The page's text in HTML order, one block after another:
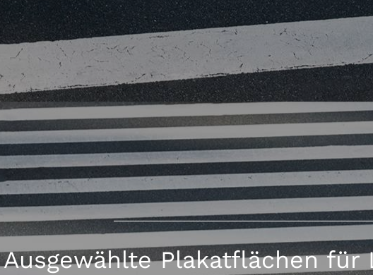
Ausgewählte Plakatflächen für